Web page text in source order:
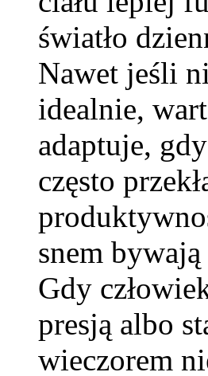
światło
Nawet jeśli
idealnie,
adaptuje,
często
snem
Gdy
presją albo
wieczorem